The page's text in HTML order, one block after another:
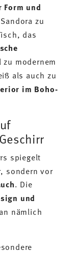
Form und
zu
das
modernem
als auch zu
im Boho-
spiegelt
sondern vor
. Die
und
nämlich